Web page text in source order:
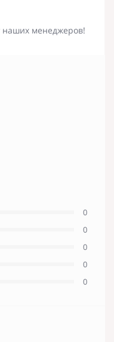
менеджеров!
0
0
0
0
0